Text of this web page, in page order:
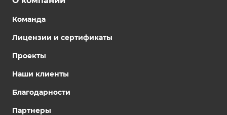
Команда
Лицензии и сертификаты
Проекты
Наши клиенты
Благодарности
Партнеры